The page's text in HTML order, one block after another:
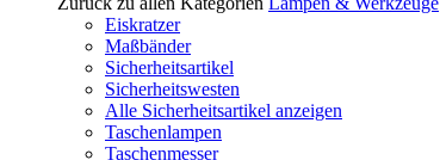
Eiskratzer
Maßbänder
Sicherheitsartikel
Sicherheitswesten
Alle Sicherheitsartikel anzeigen
Taschenlampen
Taschenmesser